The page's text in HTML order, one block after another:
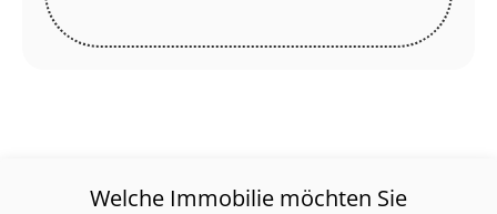
Welche Immobilie möchten Sie